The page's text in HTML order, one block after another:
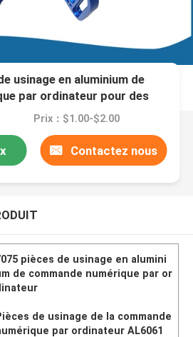
usinage en aluminium de
par ordinateur pour des
Prix：$1.00-$2.00
Contactez nous
pièces de usinage en alumini
de commande numérique par or
de usinage de la commande
par ordinateur AL6061